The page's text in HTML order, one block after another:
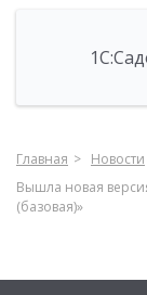
Главная
Новости
Вышла новая
(базовая)»